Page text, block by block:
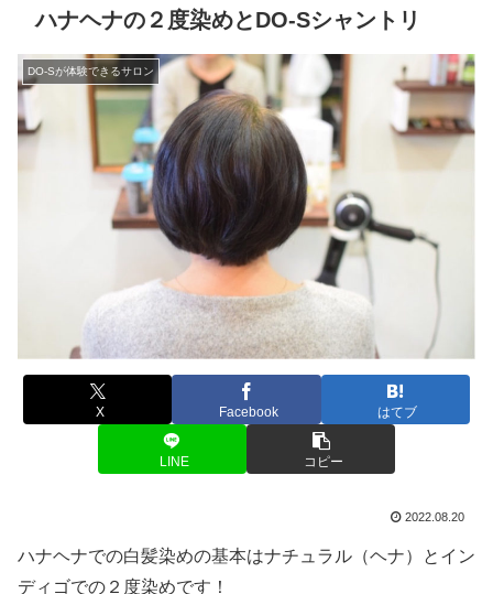
ハナヘナの２度染めとDO-Sシャントリ
DO-Sが体験できるサロン
X Facebook はてブ
LINE コピー
2022.08.20
ハナヘナでの白髪染めの基本はナチュラル（ヘナ）とイン
ディゴでの２度染めです！